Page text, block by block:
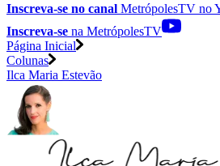
Inscreva-se no canal MetrópolesTV no
Inscreva-se na MetrópolesTV
Página Inicial
Colunas
Ilca Maria Estevão